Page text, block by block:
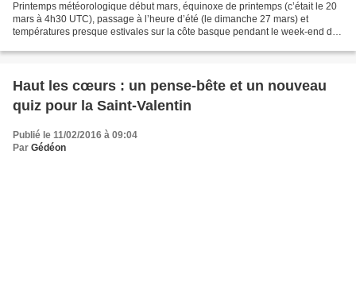
Printemps météorologique début mars, équinoxe de printemps (c’était le 20
mars à 4h30 UTC), passage à l’heure d’été (le dimanche 27 mars) et
températures presque estivales sur la côte basque pendant le week-end de
Haut les cœurs : un pense-bête et un nouveau
quiz pour la Saint-Valentin
Publié le 11/02/2016 à 09:04
Par Gédéon